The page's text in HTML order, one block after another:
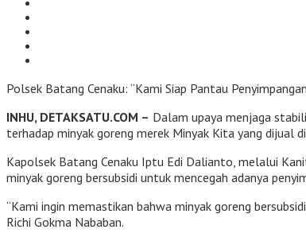
Polsek Batang Cenaku: “Kami Siap Pantau
INHU, DETAKSATU.COM – Dalam upaya menjaga
terhadap minyak goreng merek Minyak Kita yang dijual
Kapolsek Batang Cenaku Iptu Edi Dalianto, melalui
minyak goreng bersubsidi untuk mencegah adanya
“Kami ingin memastikan bahwa minyak goreng
Richi Gokma Nababan.